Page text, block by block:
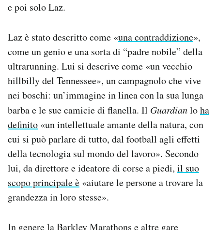
e poi solo Laz.
Laz è stato descritto come «una contraddizione»,
come un genio e una sorta di “padre nobile” della
ultrarunning. Lui si descrive come «un vecchio
hillbilly del Tennessee», un campagnolo che vive
nei boschi: un’immagine in linea con la sua lunga
barba e le sue camicie di flanella. Il Guardianloha
definito «un intellettuale amante della natura, con
cui si può parlare di tutto, dal football agli effetti
della tecnologia sul mondo del lavoro». Secondo
lui, da direttore e ideatore di corse a piedi, il suo
scopo principale è «aiutare le persone a trovare la
grandezza in loro stesse».
In genere la Barkley Marathons e altre gare